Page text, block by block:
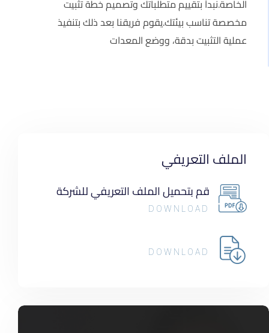
الخاصة.نبدأ بتقييم متطلباتك وتصميم خطة تثبيت
مخصصة تناسب بيئتك.يقوم فريقنا بعد ذلك بتنفيذ
عملية التثبيت بدقة، ووضع المعدات
الملف التعريفي
قم بتحميل الملف التعريفي للشركة
DOWNLOAD
DOWNLOAD